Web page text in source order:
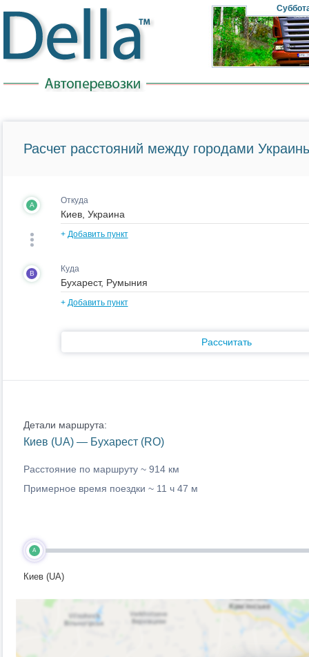
Расчет расстояний между городами
A Откуда
+ Добавить пункт
B Куда
+ Добавить пункт
Рассчитать
Детали маршрута:
Киев (UA) — Бухарест (RO)
Расстояние по маршруту ~ 914 км
Примерное время поездки ~ 11 ч 47 м
A
Киев (UA)